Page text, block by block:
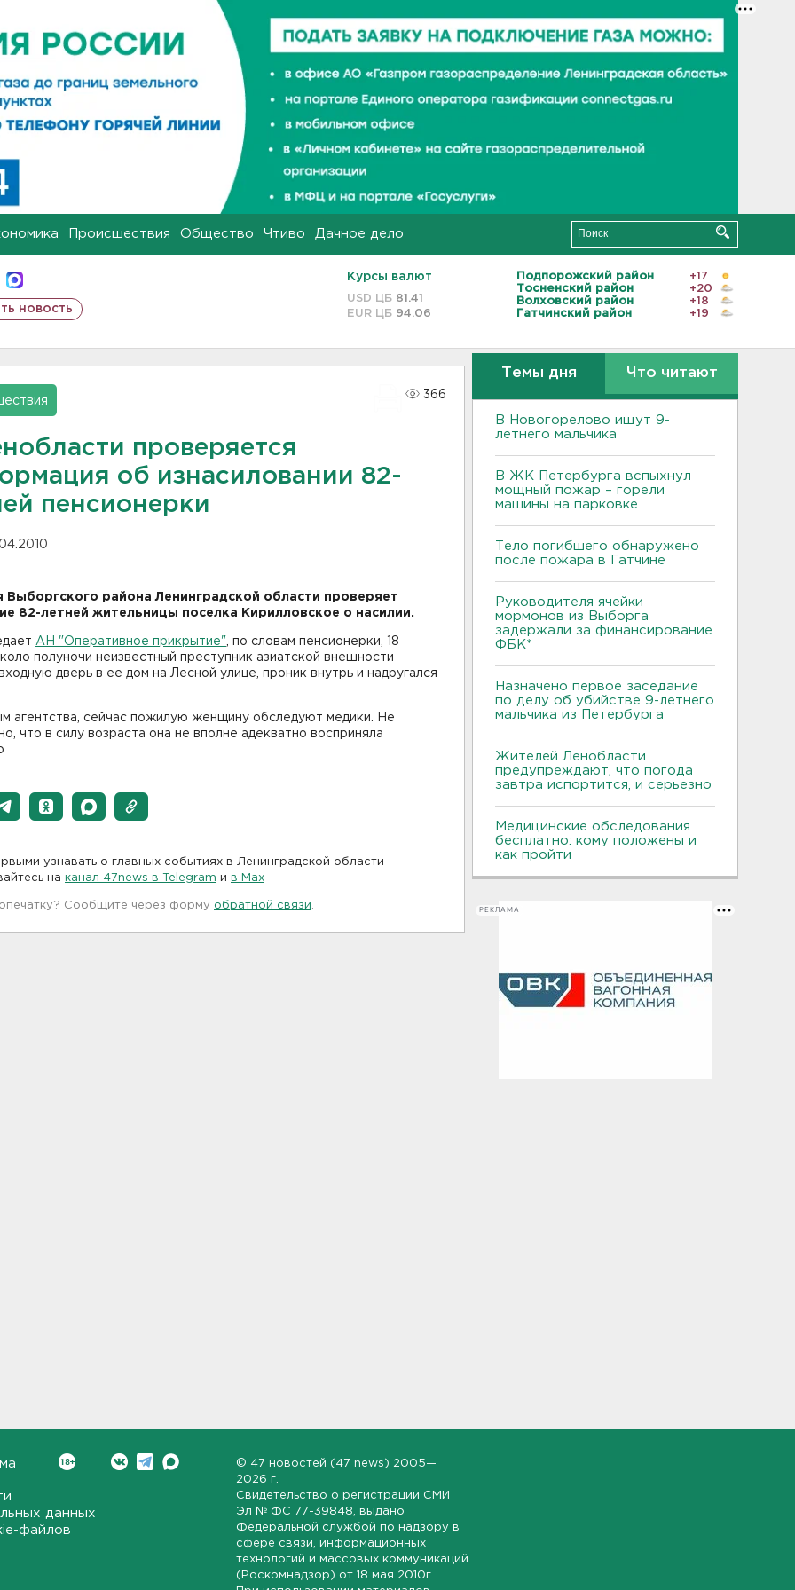
Происшествия Общество Чтиво Дачное дело
новость
Курсы валют
USD ЦБ 81.41
EUR ЦБ 94.06
Подпорожский район
+17
Тосненский район
+20
Волховский район
+18
Гатчинский район
+19
366
проверяется
об изнаcиловании 82-
пенсионерки
Выборгского района Ленинградской области проверяет
82-летней жительницы поселка Кирилловское о насилии.
АН "Оперативное прикрытие" , по словам пенсионерки, 18
полуночи неизвестный преступник азиатской внешности
дверь в ее дом на Лесной улице, проник внутрь и надругался
агентства, сейчас пожилую женщину обследуют медики. Не
что в силу возраста она не вполне адекватно восприняла
узнавать о главных событиях в Ленинградской области -
на канал 47news в Telegram и в Maх
Сообщите через форму обратной связи
Темы дня Что читают
В Новогорелово ищут 9-
летнего мальчика
В ЖК Петербурга вспыхнул
мощный пожар – горели
машины на парковке
Тело погибшего обнаружено
после пожара в Гатчине
Руководителя ячейки
мормонов из Выборга
задержали за финансирование
ФБК*
Назначено первое заседание
по делу об убийстве 9-летнего
мальчика из Петербурга
Жителей Ленобласти
предупреждают, что погода
завтра испортится, и серьезно
Медицинские обследования
бесплатно: кому положены и
как пройти
РЕКЛАМА
данных
файлов
© 47 новостей (47 news) 2005—
2026 г.
Свидетельство о регистрации СМИ
Эл № ФС 77-39848 , выдано
Федеральной службой по надзору в
сфере связи, информационных
технологий и массовых коммуникаций
(Роскомнадзор) от 18 мая 2010г.